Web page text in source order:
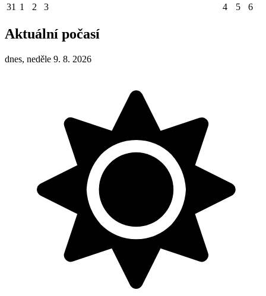
31 1 2 3 4 5 6
Aktuální počasí
dnes, neděle 9. 8. 2026